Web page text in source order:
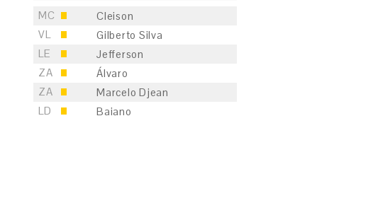
MC
Cleison
VL
Gilberto Silva
LE
Jefferson
ZA
Álvaro
ZA
Marcelo Djean
LD
Baiano